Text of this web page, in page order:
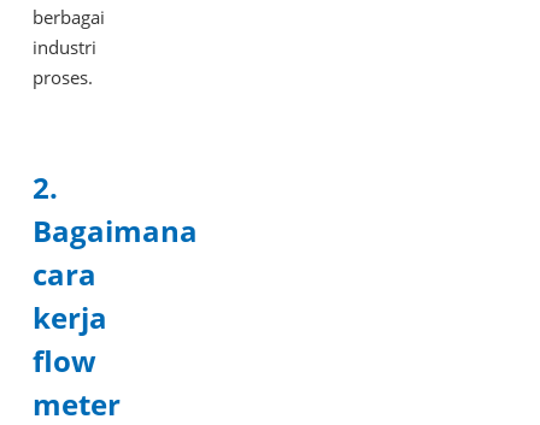
berbagai
industri
proses.
2.
Bagaimana
cara
kerja
flow
meter